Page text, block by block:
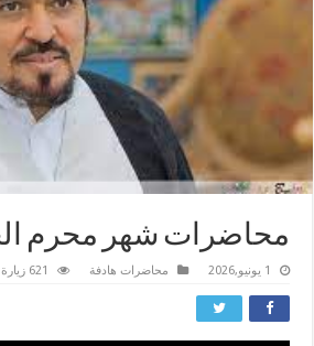
محاضرات شهر محرم
1 يونيو,2026 محاضرات هادفة 621 زيارة